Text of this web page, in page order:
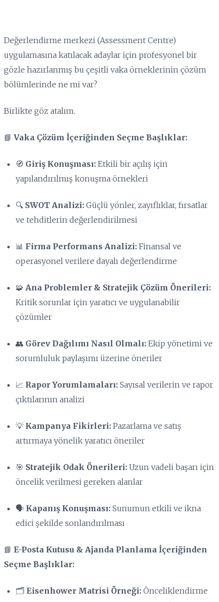
Değerlendirme merkezi (Assessment Centre)
uygulamasına katılacak adaylar için profesyonel bir
gözle hazırlanmış bu çeşitli vaka örneklerinin çözüm
bölümlerinde ne mi var?
Birlikte göz atalım.
📘 Vaka Çözüm İçeriğinden Seçme Başlıklar:
🧭 Giriş Konuşması: Etkili bir açılış için
yapılandırılmış konuşma örnekleri
🔍 SWOT Analizi: Güçlü yönler, zayıflıklar, fırsatlar
ve tehditlerin değerlendirilmesi
📊 Firma Performans Analizi: Finansal ve
operasyonel verilere dayalı değerlendirme
🧩 Ana Problemler & Stratejik Çözüm Önerileri:
Kritik sorunlar için yaratıcı ve uygulanabilir
çözümler
👥 Görev Dağılımı Nasıl Olmalı: Ekip yönetimi ve
sorumluluk paylaşımı üzerine öneriler
📈 Rapor Yorumlamaları: Sayısal verilerin ve rapor
çıktılarının analizi
💡 Kampanya Fikirleri: Pazarlama ve satış
artırmaya yönelik yaratıcı öneriler
🎯 Stratejik Odak Önerileri: Uzun vadeli başarı için
öncelik verilmesi gereken alanlar
🗣️ Kapanış Konuşması: Sunumun etkili ve ikna
edici şekilde sonlandırılması
📘 E-Posta Kutusu & Ajanda Planlama İçeriğinden
Seçme Başlıklar:
🗂️ Eisenhower Matrisi Örneği: Önceliklendirme